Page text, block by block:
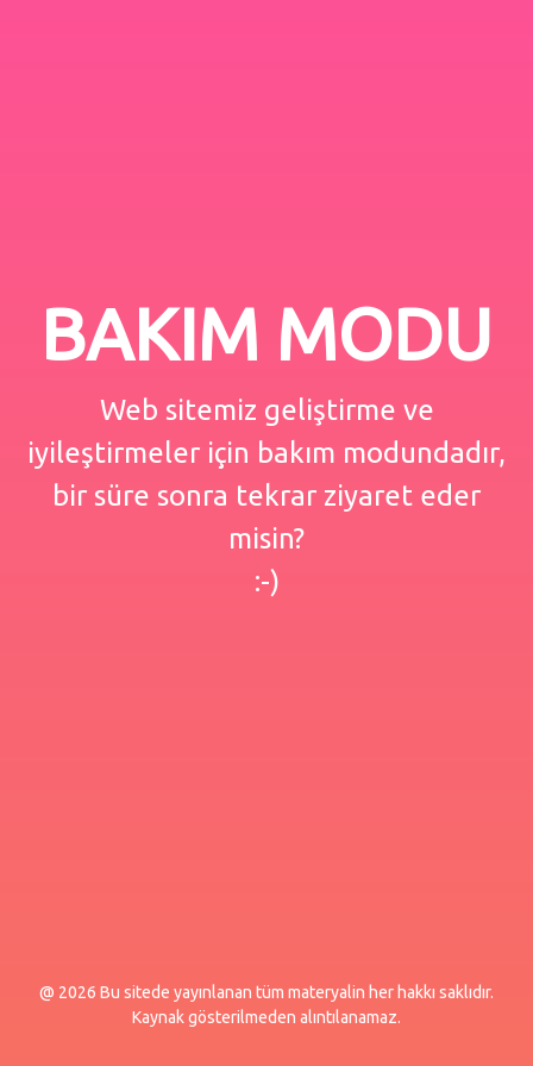
BAKIM MODU
Web sitemiz geliştirme ve
iyileştirmeler için bakım modundadır,
bir süre sonra tekrar ziyaret eder
misin?
:-)
@ 2026 Bu sitede yayınlanan tüm materyalin her hakkı saklıdır.
Kaynak gösterilmeden alıntılanamaz.